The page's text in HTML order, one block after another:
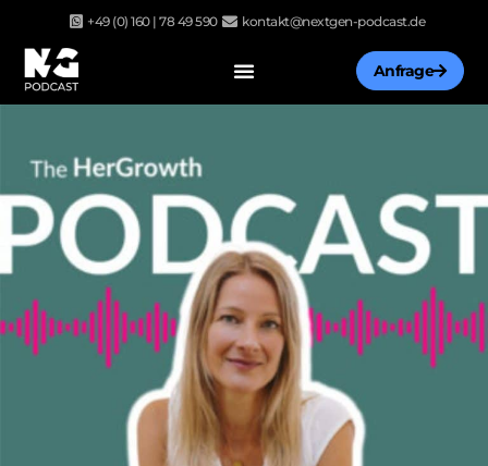
springen
+49 (0) 160 | 78 49 590 kontakt@nextgen-podcast.de
Anfrage